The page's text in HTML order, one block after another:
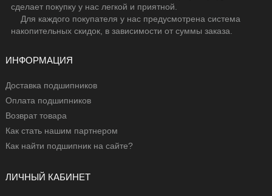
сделает покупку у нас легкой и приятной.
Для каждого покупателя у нас предусмотрена система
накопительных скидок, в зависимости от суммы заказа.
ИНФОРМАЦИЯ
Доставка подшипников
Оплата подшипников
Возврат товара
Как стать нашим партнером
Как найти подшипник на сайте?
ЛИЧНЫЙ КАБИНЕТ